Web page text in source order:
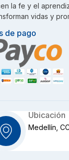
la fe y el
vidas y
de pago
Ubicación
Medellín,